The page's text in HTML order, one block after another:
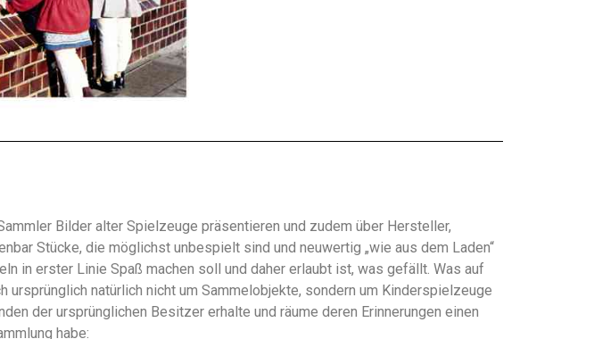
Bilder alter Spielzeuge präsentieren und zudem über Hersteller,
Stücke, die möglichst unbespielt sind und neuwertig „wie aus dem Laden“
in erster Linie Spaß machen soll und daher erlaubt ist, was gefällt. Was auf
natürlich nicht um Sammelobjekte, sondern um Kinderspielzeuge
der ursprünglichen Besitzer erhalte und räume deren Erinnerungen einen
habe: